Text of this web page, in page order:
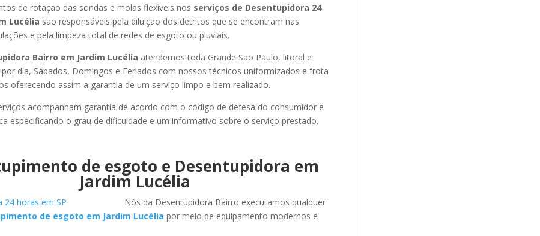
de rotação das sondas e molas flexíveis nos serviços de Desentupidora 24
Lucélia são responsáveis pela diluição dos detritos que se encontram nas
e pela limpeza total de redes de esgoto ou pluviais.
Bairro em Jardim Lucélia atendemos toda Grande São Paulo, litoral e
dia, Sábados, Domingos e Feriados com nossos técnicos uniformizados e frota
oferecendo assim a garantia de um serviço limpo e bem realizado.
acompanham garantia de acordo com o código de defesa do consumidor e
especificando o grau de dificuldade e um informativo sobre o serviço prestado.
de esgoto e Desentupidora em
Jardim Lucélia
Nós da Desentupidora Bairro executamos qualquer
de esgoto em Jardim Lucélia por meio de equipamento modernos e